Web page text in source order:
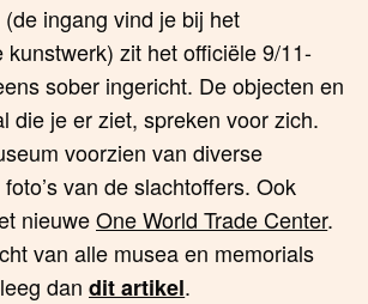
ingang vind je bij het
kunstwerk) zit het officiële 9/11-
sober ingericht. De objecten en
die je er ziet, spreken voor zich.
voorzien van diverse
van de slachtoffers. Ook
nieuweOne World Trade Center.
van alle musea en memorials
dandit artikel.